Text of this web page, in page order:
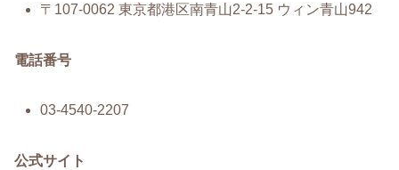
〒107‑0062 東京都港区南青山2‑2‑15 ウィン青山942
電話番号
03‑4540‑2207
公式サイト